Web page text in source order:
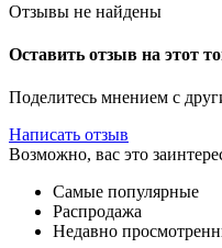
Отзывы не найдены
Оставить отзыв на этот
Поделитесь мнением с
Написать отзыв
Возможно, вас это
Самые популярные
Распродажа
Недавно